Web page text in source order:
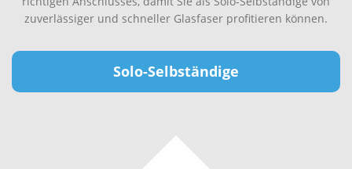
zuverlässiger und schneller Glasfaser profitieren können.
Solo-Selbständige